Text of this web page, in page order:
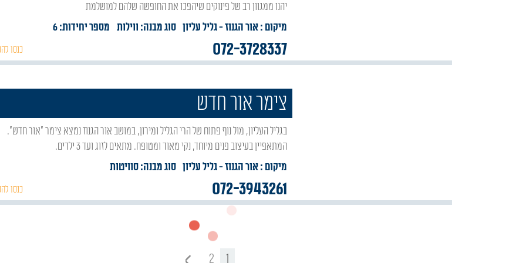
יהנו ממגוון רב של פינוקים שיהפכו את החופשה שלהם למושלמת
מיקום : אור הגנוז- גליל עליון סוג מבנה: ווילות מספר יחידות: 6
072-3728337 כנסו
צימר אור חדש
בגליל העליון, מול נוף פתוח של הרי הגליל ומירון, במושב אור הגנוז נמצא צימר "אור חדש".
המתאפיין בעיצוב פנים מיוחד, נקי מאוד ומטופח. מתאים לזוג ועד 3 ילדים.
מיקום : אור הגנוז- גליל עליון סוג מבנה:סוויטות
072-3943261 כנסו
1
2